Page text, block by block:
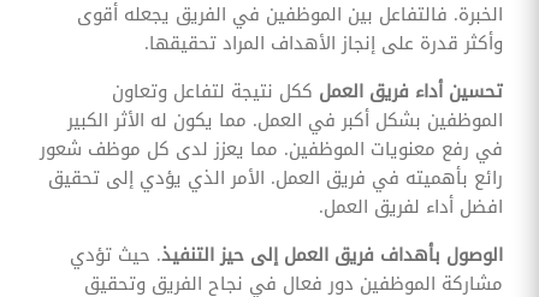
الخبرة. فالتفاعل بين الموظفين في الفريق يجعله أقوى
وأكثر قدرة على إنجاز الأهداف المراد تحقيقها.
تحسين أداء فريق العمل ككل نتيجة لتفاعل وتعاون
الموظفين بشكل أكبر في العمل. مما يكون له الأثر الكبير
في رفع معنويات الموظفين. مما يعزز لدى كل موظف شعور
رائع بأهميته في فريق العمل. الأمر الذي يؤدي إلى تحقيق
افضل أداء لفريق العمل.
الوصول بأهداف فريق العمل إلى حيز التنفيذ. حيث تؤدي
مشاركة الموظفين دور فعال في نجاح الفريق وتحقيق